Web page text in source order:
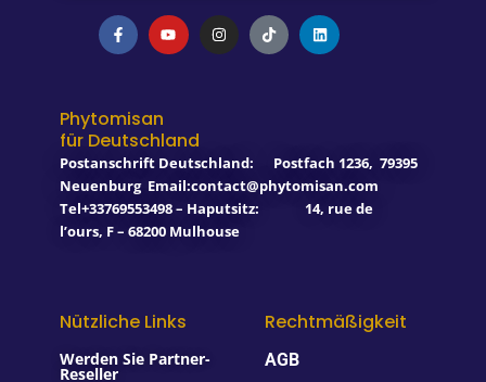
F
a
c
o
k
-
f
Y
o
u
n
s
T
i
k
L
i
n
Phytomisan
für Deutschland
Postanschrift Deutschland: Postfach 1236, 79395
Neuenburg Email:contact@phytomisan.com
Tel+33769553498 – Haputsitz: 14, rue de
l’ours, F – 68200 Mulhouse
Nützliche Links
Werden Sie Partner-
Reseller
Rechtmäßigkeit
AGB